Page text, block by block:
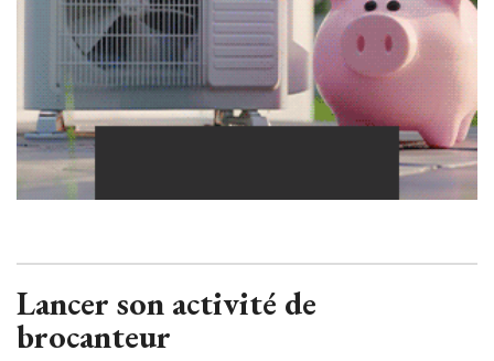
Lancer son activité de
brocanteur